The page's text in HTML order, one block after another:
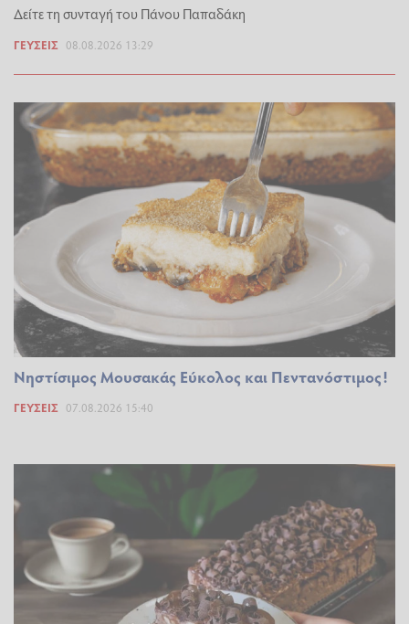
Δείτε τη συνταγή του Πάνου Παπαδάκη
ΓΕΎΣΕΙΣ 08.08.2026 13:29
Νηστίσιμος Μουσακάς Εύκολος και Πεντανόστιμος!
ΓΕΎΣΕΙΣ 07.08.2026 15:40